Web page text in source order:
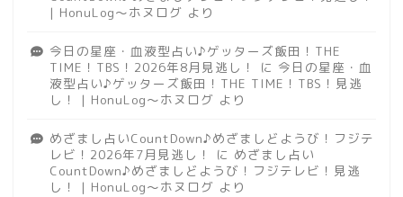
| HonuLog～ホヌログ より
今日の星座・血液型占い♪ゲッターズ飯田！THE
TIME！TBS！2026年8月見逃し！
に 今日の星座・血
液型占い♪ゲッターズ飯田！THE TIME！TBS！見逃
し！ | HonuLog～ホヌログ より
めざまし占いCountDown♪めざましどようび！フジテ
レビ！2026年7月見逃し！
に めざまし占い
CountDown♪めざましどようび！フジテレビ！見逃
し！ | HonuLog～ホヌログ より